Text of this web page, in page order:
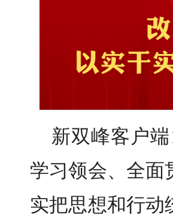
新双峰客户
学习领会、全面
实把思想和行动